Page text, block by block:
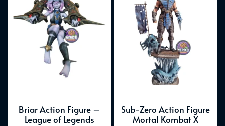
Briar Action Figure –
League of Legends
Sub-Zero Action Figure
Mortal Kombat X